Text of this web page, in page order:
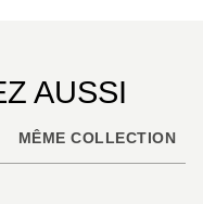
AUSSI
MÊME COLLECTION